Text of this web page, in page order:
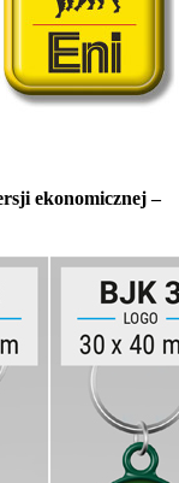
ekonomicznej –